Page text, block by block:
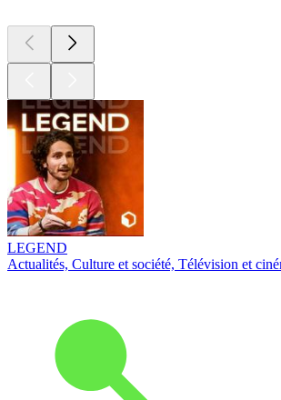
LEGEND
Actualités, Culture et société, Télévision et